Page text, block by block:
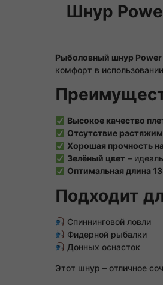
Шнур
Рыболовный шнур
комфорт в
Высокое качество
Отсутствие
Хорошая прочность
Зелёный цвет–
Оптимальная длина
Подходит
Спиннинговой ловли
Фидерной рыбалки
Донных оснасток
Этот шнур – отличное